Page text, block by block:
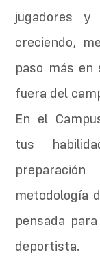
jugadores y
creciendo,
paso más
fuera del
En el
tus
metodología
pensada
deportista.